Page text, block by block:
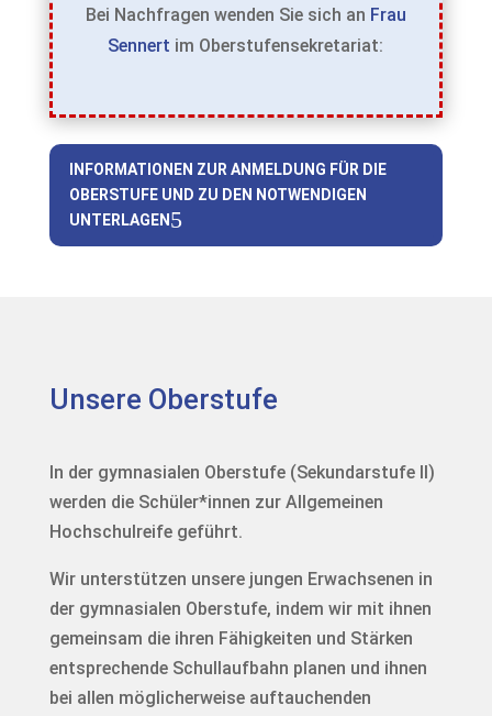
Bei Nachfragen wenden Sie sich an Frau
Sennert im Oberstufensekretariat:
INFORMATIONEN ZUR ANMELDUNG FÜR DIE
OBERSTUFE UND ZU DEN NOTWENDIGEN
UNTERLAGEN
Unsere Oberstufe
In der gymnasialen Oberstufe (Sekundarstufe II)
werden die Schüler*innen zur Allgemeinen
Hochschulreife geführt.
Wir unterstützen unsere jungen Erwachsenen in
der gymnasialen Oberstufe, indem wir mit ihnen
gemeinsam die ihren Fähigkeiten und Stärken
entsprechende Schullaufbahn planen und ihnen
bei allen möglicherweise auftauchenden